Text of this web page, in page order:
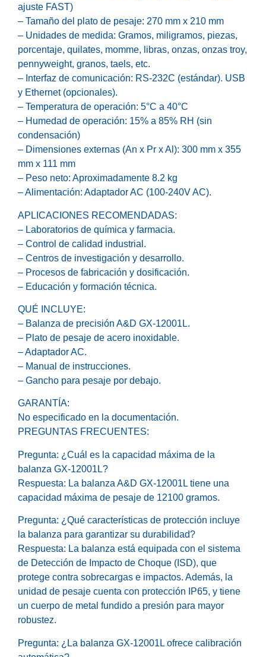
ajuste FAST)
– Tamaño del plato de pesaje: 270 mm x 210 mm
– Unidades de medida: Gramos, miligramos, piezas,
porcentaje, quilates, momme, libras, onzas, onzas troy,
pennyweight, granos, taels, etc.
– Interfaz de comunicación: RS-232C (estándar). USB
y Ethernet (opcionales).
– Temperatura de operación: 5°C a 40°C
– Humedad de operación: 15% a 85% RH (sin
condensación)
– Dimensiones externas (An x Pr x Al): 300 mm x 355
mm x 111 mm
– Peso neto: Aproximadamente 8.2 kg
– Alimentación: Adaptador AC (100-240V AC).
APLICACIONES RECOMENDADAS:
– Laboratorios de química y farmacia.
– Control de calidad industrial.
– Centros de investigación y desarrollo.
– Procesos de fabricación y dosificación.
– Educación y formación técnica.
QUÉ INCLUYE:
– Balanza de precisión A&D GX-12001L.
– Plato de pesaje de acero inoxidable.
– Adaptador AC.
– Manual de instrucciones.
– Gancho para pesaje por debajo.
GARANTÍA:
No especificado en la documentación.
PREGUNTAS FRECUENTES:
Pregunta: ¿Cuál es la capacidad máxima de la
balanza GX-12001L?
Respuesta: La balanza A&D GX-12001L tiene una
capacidad máxima de pesaje de 12100 gramos.
Pregunta: ¿Qué características de protección incluye
la balanza para garantizar su durabilidad?
Respuesta: La balanza está equipada con el sistema
de Detección de Impacto de Choque (ISD), que
protege contra sobrecargas e impactos. Además, la
unidad de pesaje cuenta con protección IP65, y tiene
un cuerpo de metal fundido a presión para mayor
robustez.
Pregunta: ¿La balanza GX-12001L ofrece calibración